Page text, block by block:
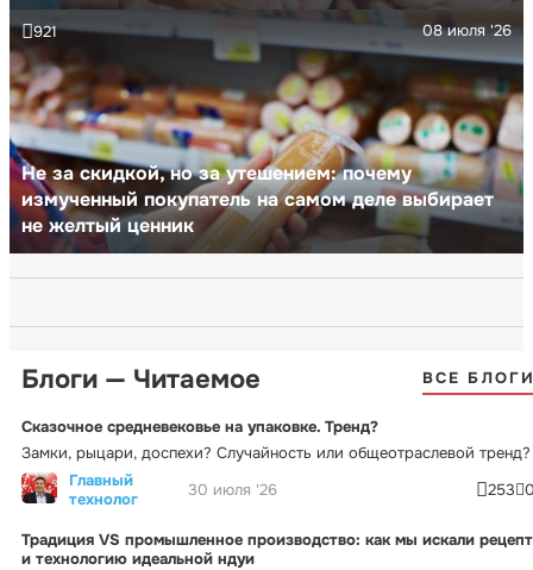
Не за скидкой, но за утешением: почему
измученный покупатель на самом деле выбирает
не желтый ценник
08 июля '26
921
Блоги — Читаемое ВСЕ
Сказочное средневековье на упаковке. Тренд?
Замки, рыцари, доспехи? Случайность или общеотраслевой тренд?
Главный
технолог
30 июля '26 253
Традиция VS промышленное производство: как мы искали рецепт
и технологию идеальной ндуи